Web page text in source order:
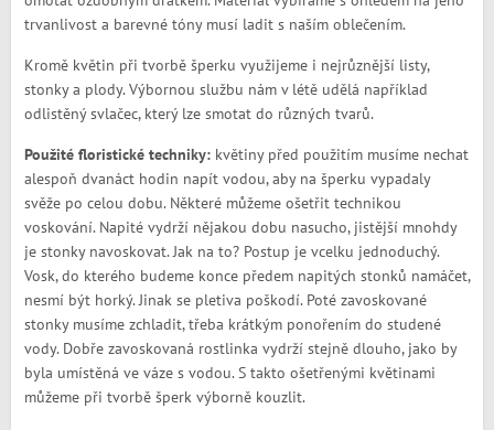
trvanlivost a barevné tóny musí ladit s naším oblečením.
Kromě květin při tvorbě šperku využijeme i nejrůznější listy,
stonky a plody. Výbornou službu nám v létě udělá například
odlistěný svlačec, který lze smotat do různých tvarů.
Použité floristické techniky: květiny před použitím musíme nechat
alespoň dvanáct hodin napít vodou, aby na šperku vypadaly
svěže po celou dobu. Některé můžeme ošetřit technikou
voskování. Napité vydrží nějakou dobu nasucho, jistější mnohdy
je stonky navoskovat. Jak na to? Postup je vcelku jednoduchý.
Vosk, do kterého budeme konce předem napitých stonků namáčet,
nesmí být horký. Jinak se pletiva poškodí. Poté zavoskované
stonky musíme zchladit, třeba krátkým ponořením do studené
vody. Dobře zavoskovaná rostlinka vydrží stejně dlouho, jako by
byla umístěná ve váze s vodou. S takto ošetřenými květinami
můžeme při tvorbě šperk výborně kouzlit.